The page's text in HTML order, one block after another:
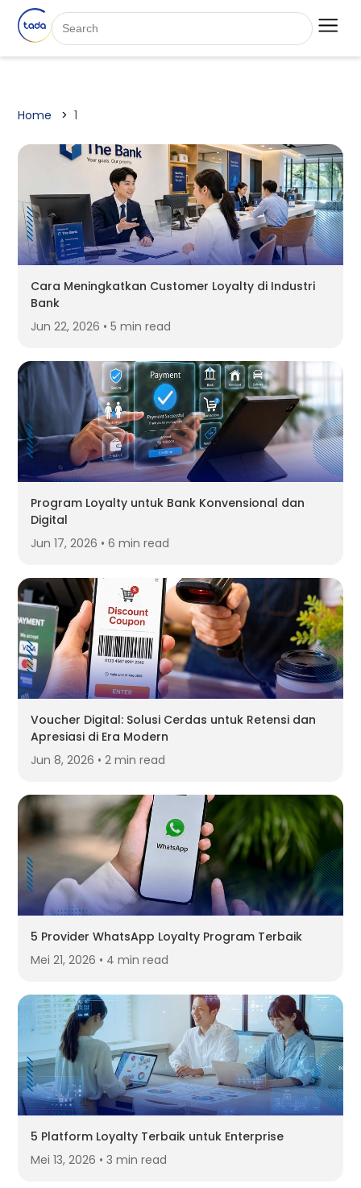
Home 1
Cara Meningkatkan Customer Loyalty di Industri
Bank
Jun 22, 2026 • 5 min read
Program Loyalty untuk Bank Konvensional dan
Digital
Jun 17, 2026 • 6 min read
Voucher Digital: Solusi Cerdas untuk Retensi dan
Apresiasi di Era Modern
Jun 8, 2026 • 2 min read
5 Provider WhatsApp Loyalty Program Terbaik
Mei 21, 2026 • 4 min read
5 Platform Loyalty Terbaik untuk Enterprise
Mei 13, 2026 • 3 min read